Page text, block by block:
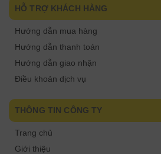
HỖ TRỢ KHÁCH HÀNG
Hướng dẫn mua hàng
Hướng dẫn thanh toán
Hướng dẫn giao nhận
Điều khoản dịch vụ
THÔNG TIN CÔNG TY
Trang chủ
Giới thiệu